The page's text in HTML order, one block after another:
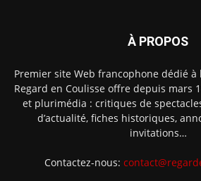
À PROPOS
Premier site Web francophone dédié à
Regard en Coulisse offre depuis mars
et plurimédia : critiques de
d’actualité, fiches historiques,
invitations…
Contactez-nous: